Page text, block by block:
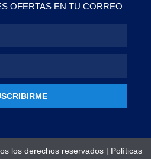
OFERTAS EN TU CORREO
los derechos reservados | Políticas